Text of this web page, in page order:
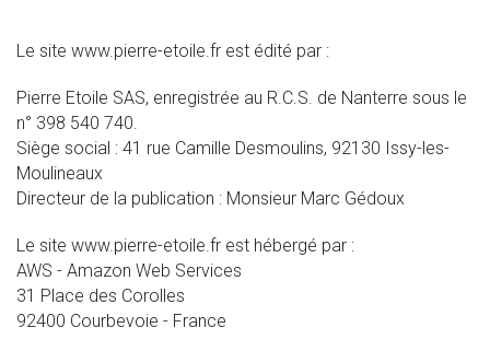
Le site www.pierre-etoile.fr est édité par :
Pierre Etoile SAS, enregistrée au R.C.S. de Nanterre sous le
n° 398 540 740.
Siège social : 41 rue Camille Desmoulins, 92130 Issy-les-
Moulineaux
Directeur de la publication : Monsieur Marc Gédoux
Le site www.pierre-etoile.fr est hébergé par :
AWS - Amazon Web Services
31 Place des Corolles
92400 Courbevoie - France